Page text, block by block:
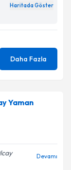
Haritada Göster
Daha Fazla
Yaman
Devamı